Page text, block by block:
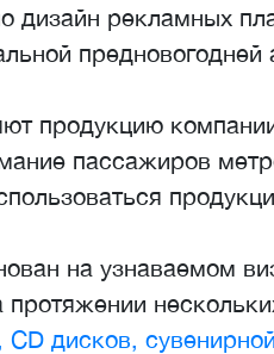
дизайн рекламных
предновогодней
продукцию
пассажиров
на узнаваемом
CD дисков,